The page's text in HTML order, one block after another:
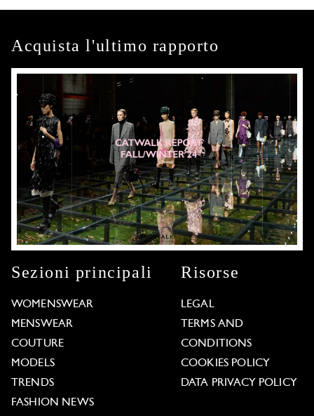
Acquista l'ultimo rapporto
Sezioni principali
WOMENSWEAR
MENSWEAR
COUTURE
MODELS
TRENDS
FASHION NEWS
Risorse
LEGAL
TERMS AND
CONDITIONS
COOKIES POLICY
DATA PRIVACY POLICY